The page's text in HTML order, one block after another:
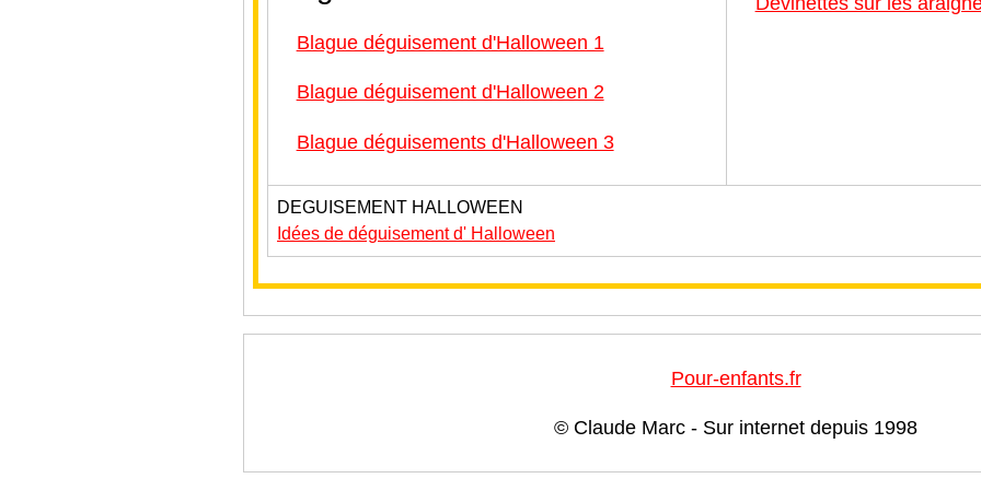
Blague déguisement d'Halloween 1
Blague déguisement d'Halloween 2
Blague déguisements d'Halloween 3
DEGUISEMENT HALLOWEEN
Idées de déguisement d' Halloween
Pour-enfants.fr
© Claude Marc - Sur internet depuis 1998